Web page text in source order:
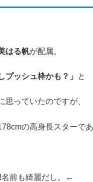
はる帆が配属。
プッシュ枠かも？」 と
っていたのですが、
の高身長スターで
名前も綺麗だし。←